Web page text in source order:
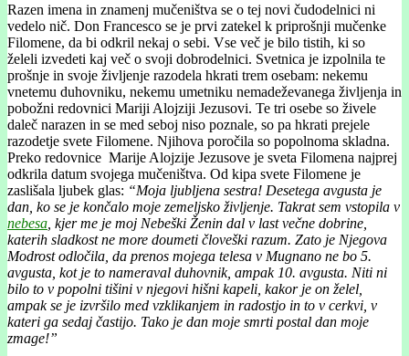
Razen imena in znamenj mučeništva se o tej novi čudodelnici ni
vedelo nič. Don Francesco se je prvi zatekel k priprošnji mučenke
Filomene, da bi odkril nekaj o sebi. Vse več je bilo tistih, ki so
želeli izvedeti kaj več o svoji dobrodelnici. Svetnica je izpolnila te
prošnje in svoje življenje razodela hkrati trem osebam: nekemu
vnetemu duhovniku, nekemu umetniku nemadeževanega življenja in
pobožni redovnici Mariji Alojziji Jezusovi. Te tri osebe so živele
daleč narazen in se med seboj niso poznale, so pa hkrati prejele
razodetje svete Filomene. Njihova poročila so popolnoma skladna.
Preko redovnice Marije Alojzije Jezusove je sveta Filomena najprej
odkrila datum svojega mučeništva. Od kipa svete Filomene je
zaslišala ljubek glas: “Moja ljubljena sestra! Desetega avgusta je
dan, ko se je končalo moje zemeljsko življenje. Takrat sem vstopila v
nebesa , kjer me je moj Nebeški Ženin dal v last večne dobrine,
katerih sladkost ne more doumeti človeški razum. Zato je Njegova
Modrost odločila, da prenos mojega telesa v Mugnano ne bo 5.
avgusta, kot je to nameraval duhovnik, ampak 10. avgusta. Niti ni
bilo to v popolni tišini v njegovi hišni kapeli, kakor je on želel,
ampak se je izvršilo med vzklikanjem in radostjo in to v cerkvi, v
kateri ga sedaj častijo. Tako je dan moje smrti postal dan moje
zmage!”